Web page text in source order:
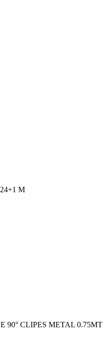
M
90° CLIPES METAL 0.75MT